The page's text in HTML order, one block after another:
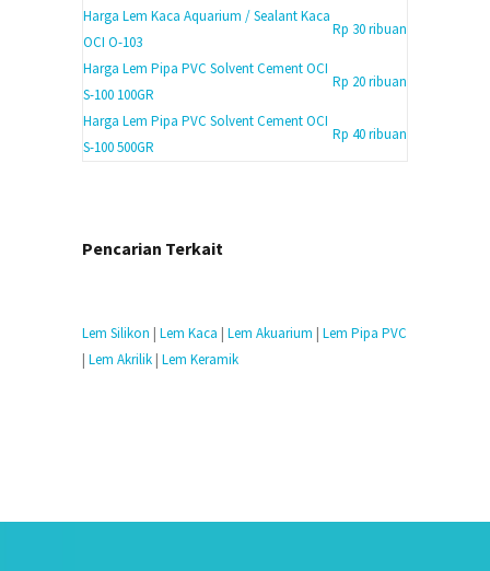
Harga Lem Kaca Aquarium / Sealant Kaca
OCI O-103
Rp 30 ribuan
Harga Lem Pipa PVC Solvent Cement OCI
S-100 100GR
Rp 20 ribuan
Harga Lem Pipa PVC Solvent Cement OCI
S-100 500GR
Rp 40 ribuan
Pencarian Terkait
Lem Silikon | Lem Kaca | Lem Akuarium | Lem Pipa PVC
| Lem Akrilik| Lem Keramik